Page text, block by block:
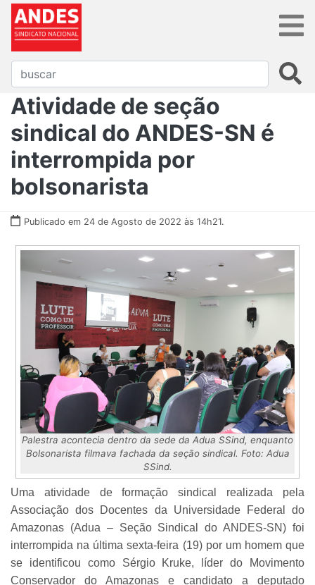
Atividade de seção
sindical do ANDES-SN é
interrompida por
bolsonarista
Publicado em 24 de Agosto de 2022 às 14h21.
Palestra acontecia dentro da sede da Adua SSind, enquanto
Bolsonarista filmava fachada da seção sindical. Foto: Adua
SSind.
Uma atividade de formação sindical realizada pela
Associação dos Docentes da Universidade Federal do
Amazonas (Adua – Seção Sindical do ANDES-SN) foi
interrompida na última sexta-feira (19) por um homem que
se identificou como Sérgio Kruke, líder do Movimento
Conservador do Amazonas e candidato a deputado